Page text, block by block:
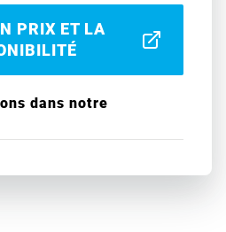
PRIX ET LA
dans notre